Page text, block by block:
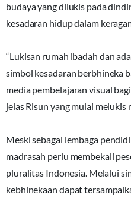
budaya yang dilukis pada
kesadaran hidup dalam
“Lukisan rumah ibadah dan
simbol kesadaran berbhineka
media pembelajaran visual
jelas Risun yang mulai
Meski sebagai lembaga
madrasah perlu membekali
pluralitas Indonesia. Melalui
kebhinekaan dapat